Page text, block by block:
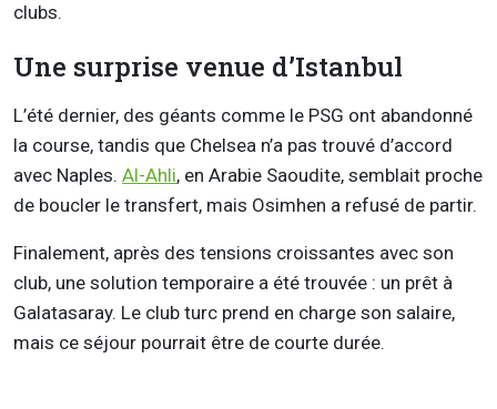
clubs.
Une surprise venue d’Istanbul
L’été dernier, des géants comme le PSG ont abandonné
la course, tandis que Chelsea n’a pas trouvé d’accord
avec Naples. Al-Ahli, en Arabie Saoudite, semblait proche
de boucler le transfert, mais Osimhen a refusé de partir.
Finalement, après des tensions croissantes avec son
club, une solution temporaire a été trouvée : un prêt à
Galatasaray. Le club turc prend en charge son salaire,
mais ce séjour pourrait être de courte durée.